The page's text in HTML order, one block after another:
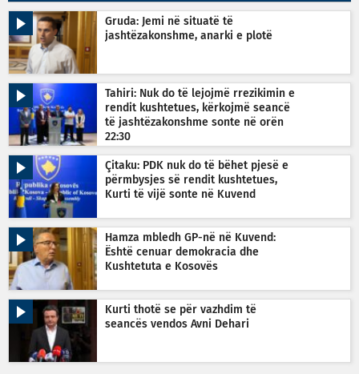
Gruda: Jemi në situatë të
jashtëzakonshme, anarki e plotë
Tahiri: Nuk do të lejojmë rrezikimin e
rendit kushtetues, kërkojmë seancë
të jashtëzakonshme sonte në orën
22:30
Çitaku: PDK nuk do të bëhet pjesë e
përmbysjes së rendit kushtetues,
Kurti të vijë sonte në Kuvend
Hamza mbledh GP-në në Kuvend:
Është cenuar demokracia dhe
Kushtetuta e Kosovës
Kurti thotë se për vazhdim të
seancës vendos Avni Dehari